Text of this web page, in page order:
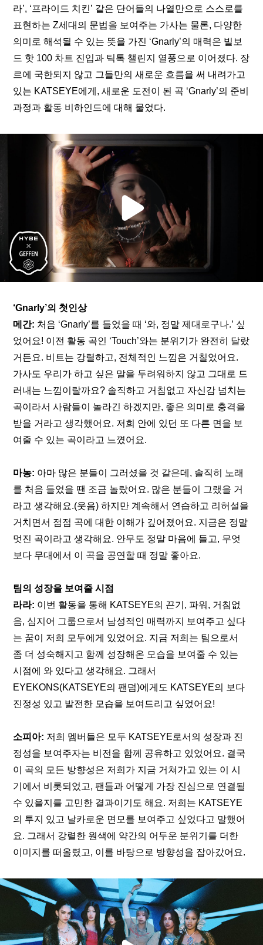
라’, ‘프라이드 치킨’ 같은 단어들의 나열만으로 스스로를
표현하는 Z세대의 문법을 보여주는 가사는 물론, 다양한
의미로 해석될 수 있는 뜻을 가진 ‘Gnarly’의 매력은 빌보
드 핫 100 차트 진입과 틱톡 챌린지 열풍으로 이어졌다. 장
르에 국한되지 않고 그들만의 새로운 흐름을 써 내려가고
있는 KATSEYE에게, 새로운 도전이 된 곡 ‘Gnarly’의 준비
과정과 활동 비하인드에 대해 물었다.
‘Gnarly’의 첫인상
메간: 처음 ‘Gnarly’를 들었을 때 ‘와, 정말 제대로구나.’ 싶
었어요! 이전 활동 곡인 ‘Touch’와는 분위기가 완전히 달랐
거든요. 비트는 강렬하고, 전체적인 느낌은 거칠었어요.
가사도 우리가 하고 싶은 말을 두려워하지 않고 그대로 드
러내는 느낌이랄까요? 솔직하고 거침없고 자신감 넘치는
곡이라서 사람들이 놀라긴 하겠지만, 좋은 의미로 충격을
받을 거라고 생각했어요. 저희 안에 있던 또 다른 면을 보
여줄 수 있는 곡이라고 느꼈어요.
마농: 아마 많은 분들이 그러셨을 것 같은데, 솔직히 노래
를 처음 들었을 땐 조금 놀랐어요. 많은 분들이 그랬을 거
라고 생각해요.(웃음) 하지만 계속해서 연습하고 리허설을
거치면서 점점 곡에 대한 이해가 깊어졌어요. 지금은 정말
멋진 곡이라고 생각해요. 안무도 정말 마음에 들고, 무엇
보다 무대에서 이 곡을 공연할 때 정말 좋아요.
팀의 성장을 보여줄 시점
라라: 이번 활동을 통해 KATSEYE의 끈기, 파워, 거침없
음, 심지어 그룹으로서 남성적인 매력까지 보여주고 싶다
는 꿈이 저희 모두에게 있었어요. 지금 저희는 팀으로서
좀 더 성숙해지고 함께 성장해온 모습을 보여줄 수 있는
시점에 와 있다고 생각해요. 그래서
EYEKONS(KATSEYE의 팬덤)에게도 KATSEYE의 보다
진정성 있고 발전한 모습을 보여드리고 싶었어요!
소피아: 저희 멤버들은 모두 KATSEYE로서의 성장과 진
정성을 보여주자는 비전을 함께 공유하고 있었어요. 결국
이 곡의 모든 방향성은 저희가 지금 거쳐가고 있는 이 시
기에서 비롯되었고, 팬들과 어떻게 가장 진심으로 연결될
수 있을지를 고민한 결과이기도 해요. 저희는 KATSEYE
의 투지 있고 날카로운 면모를 보여주고 싶었다고 말했어
요. 그래서 강렬한 원색에 약간의 어두운 분위기를 더한
이미지를 떠올렸고, 이를 바탕으로 방향성을 잡아갔어요.